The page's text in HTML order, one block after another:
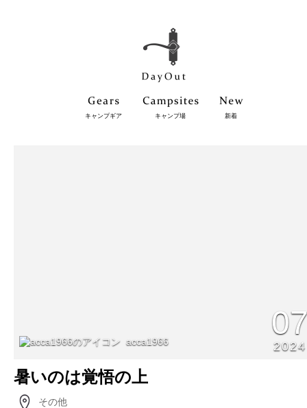
キャンプギア キャンプ場 新着
acca1966 2024
暑いのは覚悟の上
その他